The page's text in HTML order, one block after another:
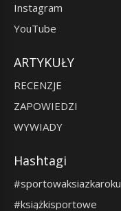
Instagram
YouTube
ARTYKUŁY
RECENZJE
ZAPOWIEDZI
WYWIADY
Hashtagi
#sportowaksiazkaroku
#książkisportowe